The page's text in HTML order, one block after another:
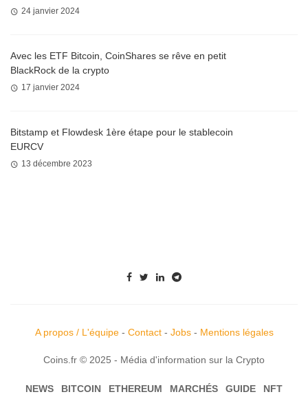
24 janvier 2024
Avec les ETF Bitcoin, CoinShares se rêve en petit
BlackRock de la crypto
17 janvier 2024
Bitstamp et Flowdesk 1ère étape pour le stablecoin
EURCV
13 décembre 2023
A propos / L'équipe- Contact- Jobs- Mentions légales
Coins.fr © 2025 - Média d'information sur la Crypto
NEWS BITCOIN ETHEREUM MARCHÉS GUIDE
NFT